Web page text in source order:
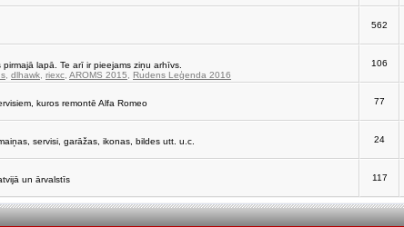
562
lapā. Te arī ir pieejams ziņu arhīvs.
dlhawk riexc AROMS 2015 Rudens Leģenda 2016
106
kuros remontē Alfa Romeo 77
servisi, garāžas, ikonas, bildes utt. u.c.
24
un ārvalstīs
117